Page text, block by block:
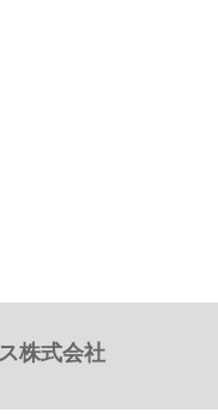
株式会社